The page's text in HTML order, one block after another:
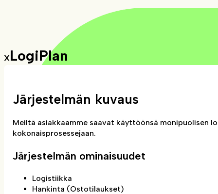
XLogiPlan
Järjestelmän kuvaus
Meiltä asiakkaamme saavat käyttöönsä monipuolisen
kokonaisprosessejaan.
Järjestelmän ominaisuudet
Logistiikka
Hankinta (Ostotilaukset)